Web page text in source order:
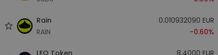
Rain
RAIN
0.010932090 EUR
-0.60%
LEO Token
8.4000 EUR